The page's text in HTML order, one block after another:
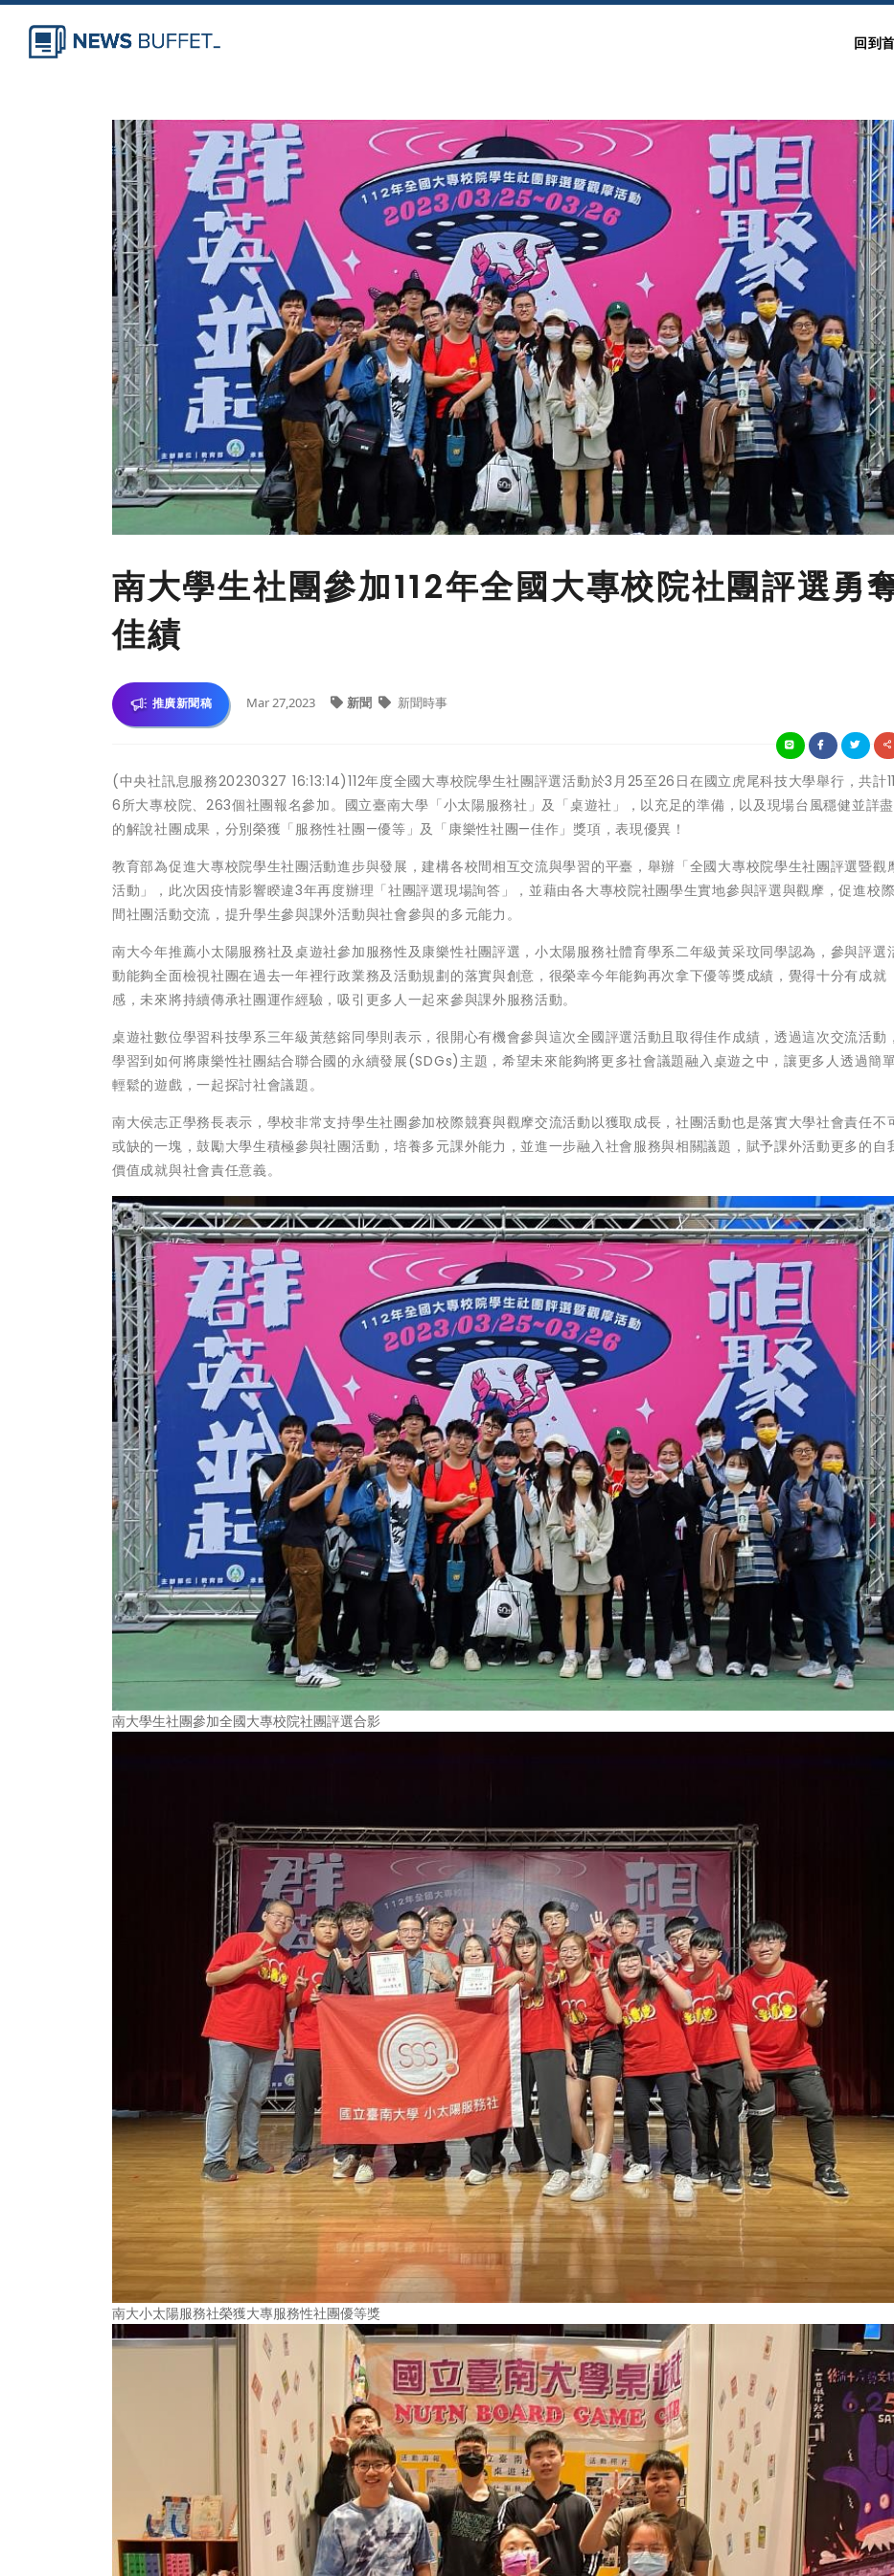
回到
南大學生社團參加112年全國大專校院社團評選勇
佳績
推廣新聞稿 Mar 27,2023 新聞 新聞時事
(中央社訊息服務20230327 16:13:14)112年度全國大專校院學生社團評選活動於3月25至26日在國立虎尾科技大學舉行，共計11
6所大專校院、263個社團報名參加。國立臺南大學「小太陽服務社」及「桌遊社」，以充足的準備，以及現場台風穩健並詳盡
的解說社團成果，分別榮獲「服務性社團—優等」及「康樂性社團—佳作」獎項，表現優異！
教育部為促進大專校院學生社團活動進步與發展，建構各校間相互交流與學習的平臺，舉辦「全國大專校院學生社團評選暨觀
活動」，此次因疫情影響睽違3年再度辦理「社團評選現場詢答」，並藉由各大專校院社團學生實地參與評選與觀摩，促進校際
間社團活動交流，提升學生參與課外活動與社會參與的多元能力。
南大今年推薦小太陽服務社及桌遊社參加服務性及康樂性社團評選，小太陽服務社體育學系二年級黃采玟同學認為，參與評選
動能夠全面檢視社團在過去一年裡行政業務及活動規劃的落實與創意，很榮幸今年能夠再次拿下優等獎成績，覺得十分有成就
感，未來將持續傳承社團運作經驗，吸引更多人一起來參與課外服務活動。
桌遊社數位學習科技學系三年級黃慈鎔同學則表示，很開心有機會參與這次全國評選活動且取得佳作成績，透過這次交流活動，
學習到如何將康樂性社團結合聯合國的永續發展(SDGs)主題，希望未來能夠將更多社會議題融入桌遊之中，讓更多人透過簡
輕鬆的遊戲，一起探討社會議題。
南大侯志正學務長表示，學校非常支持學生社團參加校際競賽與觀摩交流活動以獲取成長，社團活動也是落實大學社會責任不
或缺的一塊，鼓勵大學生積極參與社團活動，培養多元課外能力，並進一步融入社會服務與相關議題，賦予課外活動更多的自
價值成就與社會責任意義。
南大學生社團參加全國大專校院社團評選合影
南大小太陽服務社榮獲大專服務性社團優等獎